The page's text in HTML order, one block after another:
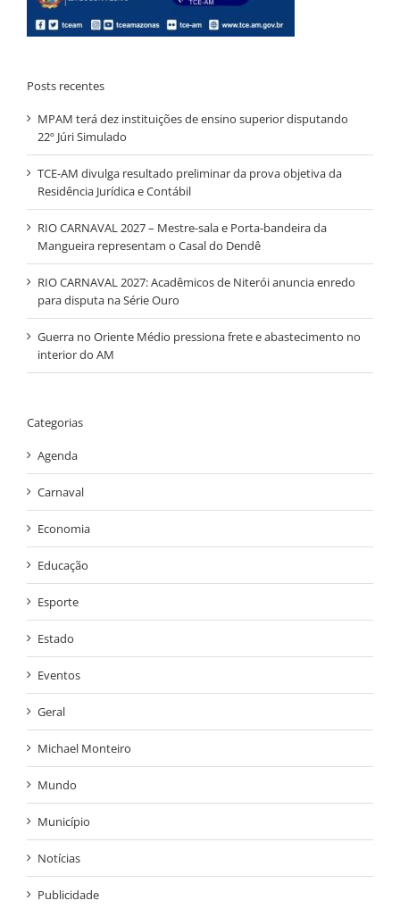
Posts recentes
MPAM terá dez instituições de ensino superior disputando
22º Júri Simulado
TCE-AM divulga resultado preliminar da prova objetiva da
Residência Jurídica e Contábil
RIO CARNAVAL 2027 – Mestre-sala e Porta-bandeira da
Mangueira representam o Casal do Dendê
RIO CARNAVAL 2027: Acadêmicos de Niterói anuncia enredo
para disputa na Série Ouro
Guerra no Oriente Médio pressiona frete e abastecimento no
interior do AM
Categorias
Agenda
Carnaval
Economia
Educação
Esporte
Estado
Eventos
Geral
Michael Monteiro
Mundo
Município
Notícias
Publicidade